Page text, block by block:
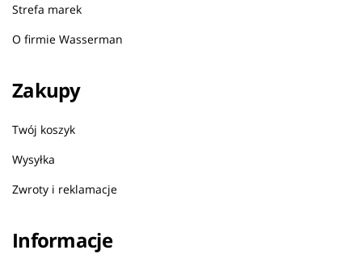
Strefa marek
O firmie Wasserman
Zakupy
Twój koszyk
Wysyłka
Zwroty i reklamacje
Informacje